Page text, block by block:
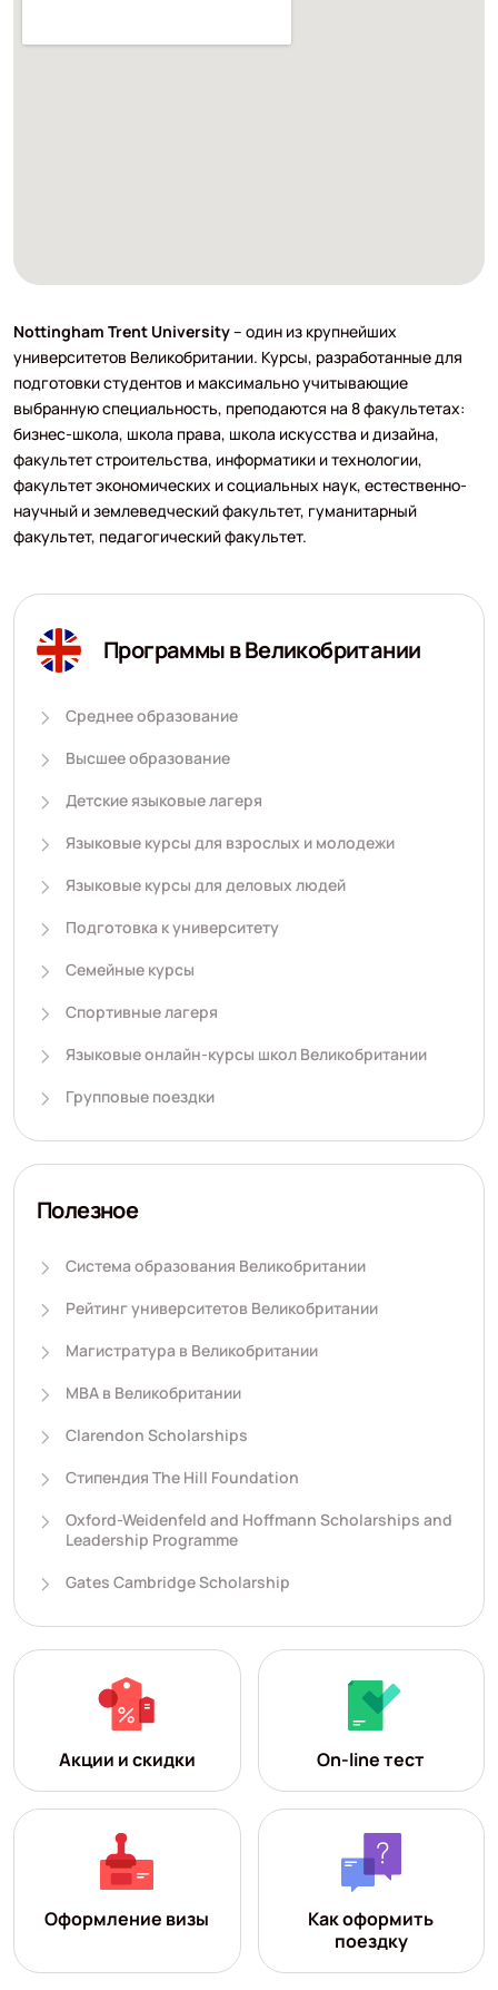
Nottingham Trent University– один из крупнейших
университетов Великобритании. Курсы, разработанные для
подготовки студентов и максимально учитывающие
выбранную специальность, преподаются на 8 факультетах:
бизнес-школа, школа права, школа искусства и дизайна,
факультет строительства, информатики и технологии,
факультет экономических и социальных наук, естественно-
научный и землеведческий факультет, гуманитарный
факультет, педагогический факультет.
Программы в Великобритании
Среднее образование
Высшее образование
Детские языковые лагеря
Языковые курсы для взрослых и молодежи
Языковые курсы для деловых людей
Подготовка к университету
Семейные курсы
Спортивные лагеря
Языковые онлайн-курсы школ Великобритании
Групповые поездки
Полезное
Система образования Великобритании
Рейтинг университетов Великобритании
Магистратура в Великобритании
MBA в Великобритании
Clarendon Scholarships
Стипендия The Hill Foundation
Oxford-Weidenfeld and Hoffmann Scholarships and
Leadership Programme
Gates Cambridge Scholarship
Акции и скидки On-line тест
Оформление визы
Как оформить
поездку